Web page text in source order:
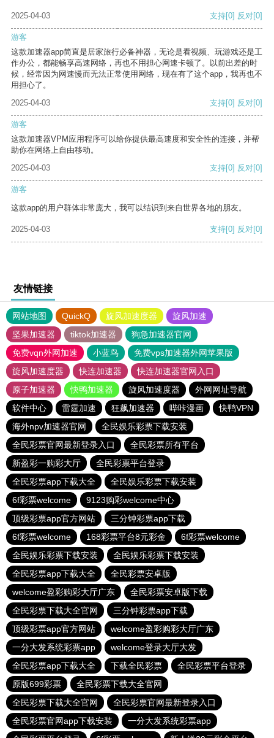
2025-04-03 支持[0] 反对[0]
游客
这款加速器app简直是居家旅行必备神器，无论是看视频、玩游戏还是工
作办公，都能畅享高速网络，再也不用担心网速卡顿了。以前出差的时
候，经常因为网速慢而无法正常使用网络，现在有了这个app，我再也不
用担心了。
2025-04-03
支持[0] 反对[0]
游客
这款加速器VPM应用程序可以给你提供最高速度和安全性的连接，并帮
助你在网络上自由移动。
2025-04-03
支持[0] 反对[0]
游客
这款app的用户群体非常庞大，我可以结识到来自世界各地的朋友。
2025-04-03 支持[0] 反对[0]
友情链接
网站地图 QuickQ 旋风加速度器
旋风加速
坚果加速器
tiktok加速器
狗急加速器官网
免费vqn外网加速
小蓝鸟
免费vps加速器外网苹果版
旋风加速度器
快连加速器
快连加速器官网入口
原子加速器
快鸭加速器 旋风加速度器
外网网址导航
软件中心
雷霆加速 狂飙加速器 哔咔漫画
快鸭VPN
海外npv加速器官网
全民娱乐彩票下载安装
全民彩票官网最新登录入口
全民彩票所有平台
新盈彩一购彩大厅
全民彩票平台登录
全民彩票app下载大全
全民娱乐彩票下载安装
6f彩票welcome
9123购彩welcome中心
顶级彩票app官方网站
三分钟彩票app下载
6f彩票welcome
168彩票平台8元彩金
6f彩票welcome
全民娱乐彩票下载安装
全民娱乐彩票下载安装
全民彩票app下载大全
全民彩票安卓版
welcome盈彩购彩大厅广东
全民彩票安卓版下载
全民彩票下载大全官网
三分钟彩票app下载
顶级彩票app官方网站
welcome盈彩购彩大厅广东
一分大发系统彩票app
welcome登录大厅大发
全民彩票app下载大全
下载全民彩票
全民彩票平台登录
原版699彩票
全民彩票下载大全官网
全民彩票下载大全官网
全民彩票官网最新登录入口
全民彩票官网app下载安装
一分大发系统彩票app